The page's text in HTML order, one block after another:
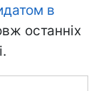
в
останніх